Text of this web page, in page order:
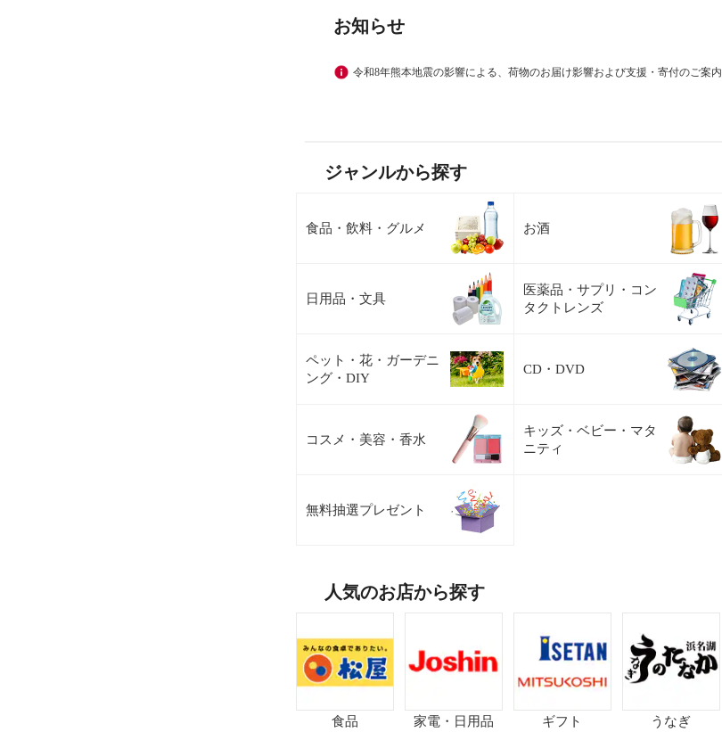
お知らせ
令和8年熊本地震の影響による、荷物のお届け影響および支援・寄付のご案内
ジャンルから探す
食品・飲料・グルメ お酒
日用品・文具
医薬品・サプリ・コン
タクトレンズ
ペット・花・ガーデニ
ング・DIY
CD・DVD
コスメ・美容・香水
キッズ・ベビー・マタ
ニティ
無料抽選プレゼント
人気のお店から探す
食品 家電・日用品 ギフト うなぎ